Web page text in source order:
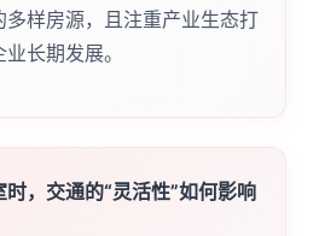
多样房源，且注重产业生态打
长期发展。
，交通的“灵活性”如何影响